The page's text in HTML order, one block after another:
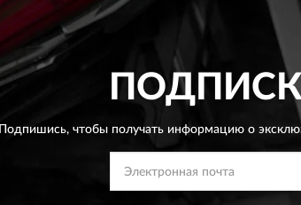
Подпишись, чтобы получать информацию о